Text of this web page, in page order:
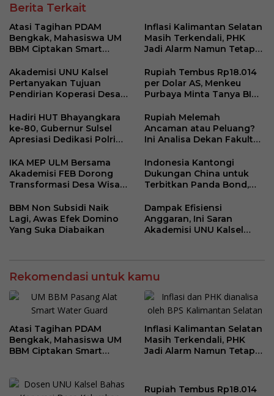
Berita Terkait
Atasi Tagihan PDAM
Bengkak, Mahasiswa UM
BBM Ciptakan Smart
Krajan
Inflasi Kalimantan Selatan
Masih Terkendali, PHK
Jadi Alarm Namun Tetap
Akademisi UNU Kalsel
Pertanyakan Tujuan
Pendirian Koperasi Desa
Rupiah Tembus Rp18.014
per Dolar AS, Menkeu
Purbaya Minta Tanya BI
Hadiri HUT Bhayangkara
ke-80, Gubernur Sulsel
Apresiasi Dedikasi Polri
Daerah
Rupiah Melemah
Ancaman atau Peluang?
Ini Analisa Dekan Fakultas
IKA MEP ULM Bersama
Akademisi FEB Dorong
Transformasi Desa Wisata
Indonesia Kantongi
Dukungan China untuk
Terbitkan Panda Bond,
Depan
BBM Non Subsidi Naik
Lagi, Awas Efek Domino
Yang Suka Diabaikan
Dampak Efisiensi
Anggaran, Ini Saran
Akademisi UNU Kalsel
Rekomendasi untuk kamu
Atasi Tagihan PDAM
Bengkak, Mahasiswa UM
BBM Ciptakan Smart
Inflasi Kalimantan Selatan
Masih Terkendali, PHK
Jadi Alarm Namun Tetap
Rupiah Tembus Rp18.014